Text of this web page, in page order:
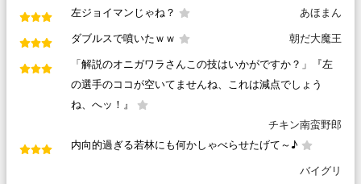
左ジョイマンじゃね？
あほまん
ダブルスで噴いたｗｗ 朝だ大魔王
「解説のオニガワラさんこの技はいかがですか？」『左
の選手のココが空いてませんね、これは減点でしょう
ね、へッ！』
チキン南蛮野郎
内向的過ぎる若林にも何かしゃべらせたげて～♪
バイグリ